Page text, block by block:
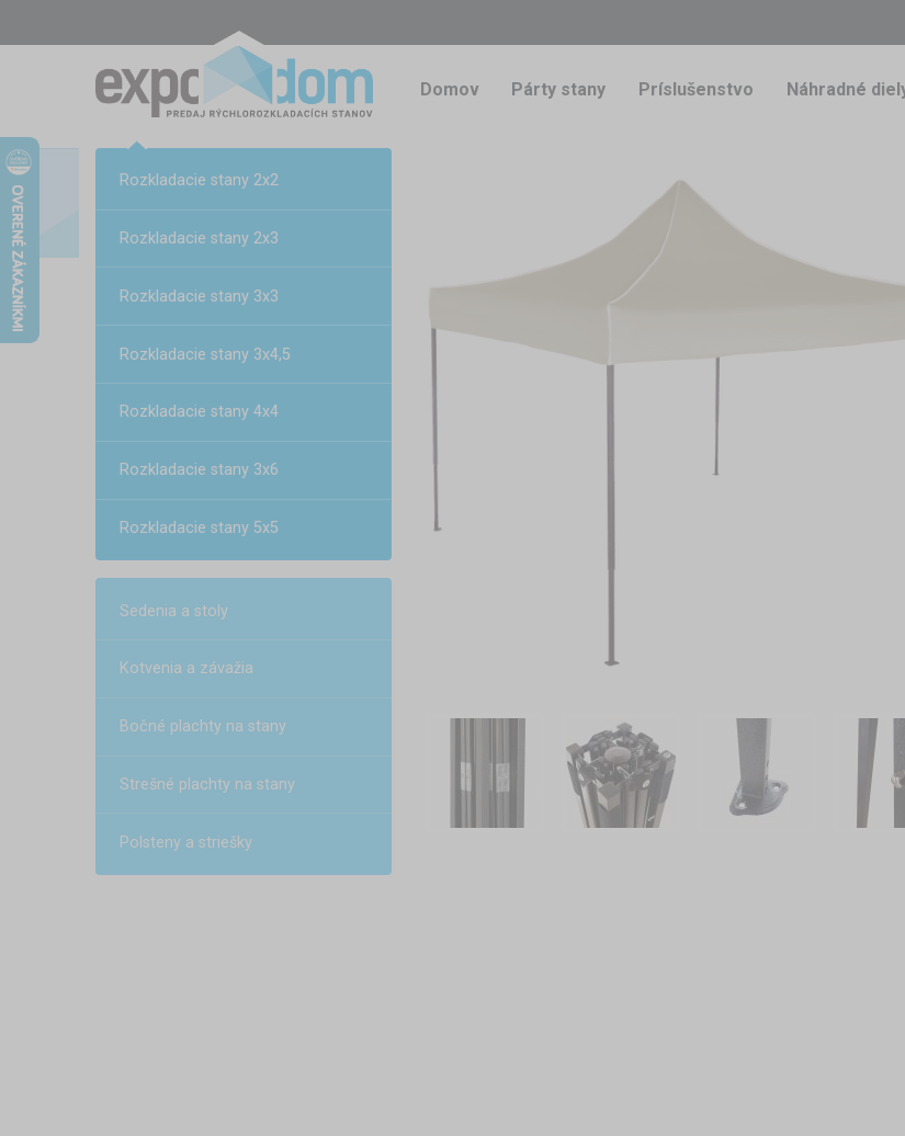
Domov Párty stany Príslušenstvo Náhradné
Rozkladacie stany 2x2
Rozkladacie stany 2x3
Rozkladacie stany 3x3
Rozkladacie stany 3x4,5
Rozkladacie stany 4x4
Rozkladacie stany 3x6
Rozkladacie stany 5x5
Sedenia a stoly
Kotvenia a závažia
Bočné plachty na stany
Strešné plachty na stany
Polsteny a striešky